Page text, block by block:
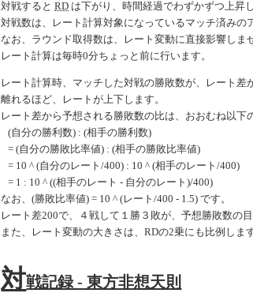
対戦するとRD は下がり、時間経過でわずかずつ上昇
対戦数は、レート計算対象になっているマッチ済みの
なお、ラウンド取得数は、レート変動に直接影響しま
レート計算は毎時0分ちょっと前に行います。
レート計算時、マッチした対戦の勝敗数が、レート差
離れるほど、レートが上下します。
レート差から予想される勝敗数の比は、おおむね以下
(自分の勝利数) : (相手の勝利数)
= (自分の勝敗比率値) : (相手の勝敗比率値)
= 10 ^ (自分のレート/400) : 10 ^ (相手のレート/400)
= 1 : 10 ^ ((相手のレート - 自分のレート)/400)
なお、(勝敗比率値) = 10 ^ (レート/400 - 1.5) です。
レート差200で、４戦して１勝３敗が、予想勝敗数の目
また、レート変動の大きさは、RDの2乗にも比例します
対戦記録 - 東方非想天則